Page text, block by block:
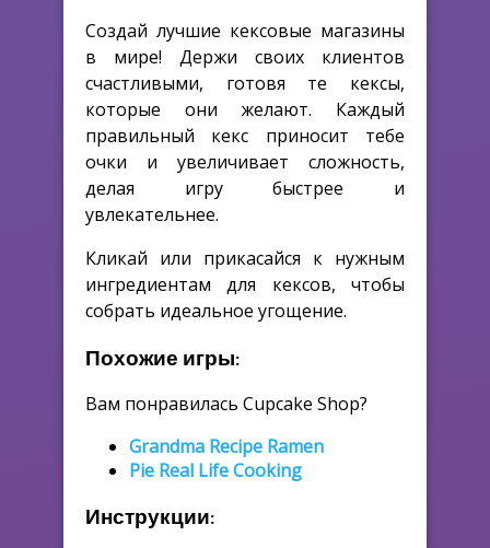
Создай лучшие кексовые магазины
в мире! Держи своих клиентов
счастливыми, готовя те кексы,
которые они желают. Каждый
правильный кекс приносит тебе
очки и увеличивает сложность,
делая игру быстрее и
увлекательнее.
Кликай или прикасайся к нужным
ингредиентам для кексов, чтобы
собрать идеальное угощение.
Похожие игры:
Вам понравилась Cupcake Shop?
Grandma Recipe Ramen
Pie Real Life Cooking
Инструкции: